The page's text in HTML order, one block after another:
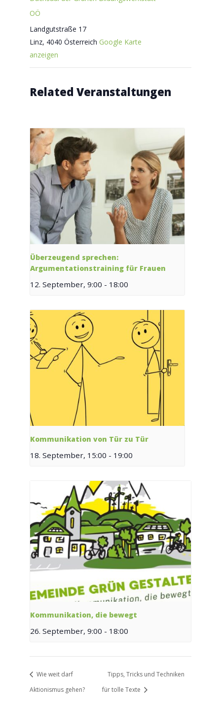
OÖ
Landgutstraße 17
Linz, 4040 Österreich Google Karte
anzeigen
Related Veranstaltungen
Überzeugend sprechen:
Argumentationstraining für Frauen
12. September, 9:00 - 18:00
Kommunikation von Tür zu Tür
18. September, 15:00 - 19:00
Kommunikation, die bewegt
26. September, 9:00 - 18:00
Wie weit darf
Aktionismus gehen?
Tipps, Tricks und Techniken
für tolle Texte